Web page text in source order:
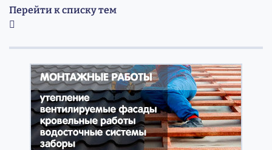
Перейти к списку тем